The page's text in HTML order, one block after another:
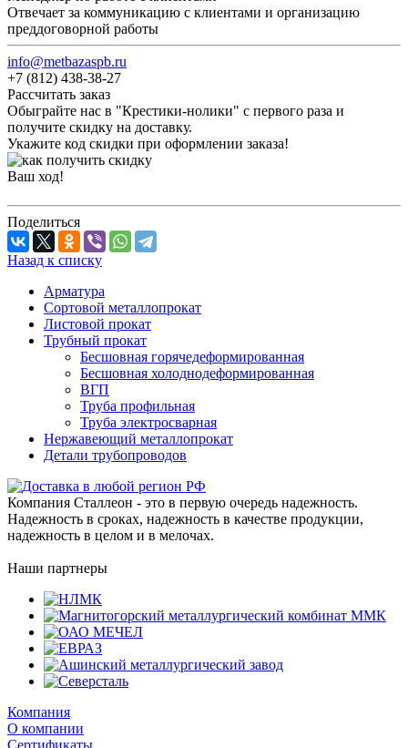
Отвечает за коммуникацию с клиентами и организацию
преддоговорной работы
info@metbazaspb.ru
+7 (812) 438-38-27
Рассчитать заказ
Обыграйте нас в "Крестики-нолики" с первого раза и
получите скидку на доставку.
Укажите код скидки при оформлении заказа!
Ваш ход!
Поделиться
Назад к списку
Арматура
Сортовой металлопрокат
Листовой прокат
Трубный прокат
Бесшовная горячедеформированная
Бесшовная холоднодеформированная
ВГП
Труба профильная
Труба электросварная
Нержавеющий металлопрокат
Детали трубопроводов
Компания Сталлеон - это в первую очередь надежность.
Надежность в сроках, надежность в качестве продукции,
надежность в целом и в мелочах.
Наши партнеры
Компания
О компании
Сертификаты